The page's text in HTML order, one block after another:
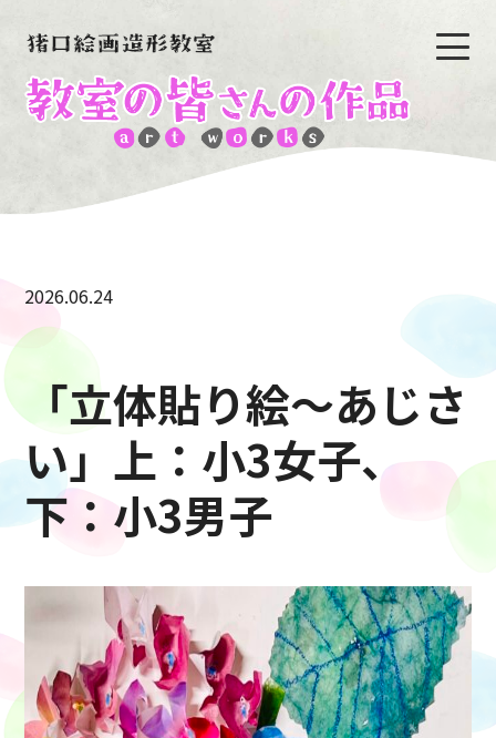
2026.06.24
「立体貼り絵〜あじさ
い」上：小3女子、
下：小3男子